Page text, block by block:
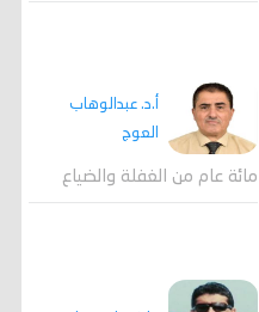
أ.د. عبدالوهاب
العوج
مائة عام من الغفلة والضياع